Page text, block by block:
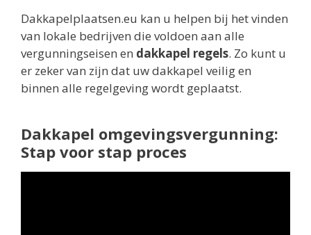
Dakkapelplaatsen.eu kan u helpen bij het vinden
van lokale bedrijven die voldoen aan alle
vergunningseisen en dakkapel regels. Zo kunt u
er zeker van zijn dat uw dakkapel veilig en
binnen alle regelgeving wordt geplaatst.
Dakkapel omgevingsvergunning:
Stap voor stap proces